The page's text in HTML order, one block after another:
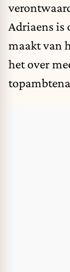
Adriaens is
maakt van
het over